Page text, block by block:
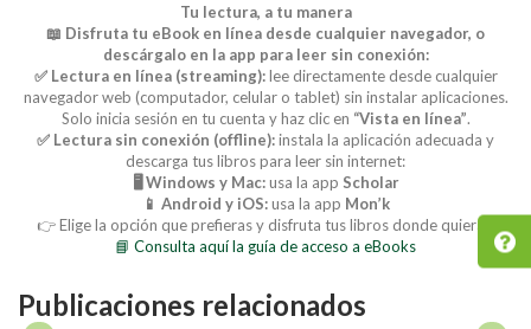
Tu lectura, a tu manera
📖 Disfruta tu eBook en línea desde cualquier navegador, o
descárgalo en la app para leer sin conexión:
✅ Lectura en línea (streaming):lee directamente desde cualquier
navegador web (computador, celular o tablet) sin instalar aplicaciones.
Solo inicia sesión en tu cuenta y haz clic en “Vista en línea”.
✅ Lectura sin conexión (offline):instala la aplicación adecuada y
descarga tus libros para leer sin internet:
🖥️ Windows y Mac:usa la app Scholar
📱 Android y iOS:usa la app Mon’k
👉 Elige la opción que prefieras y disfruta tus libros donde quieras.
📘 Consulta aquí la guía de acceso a eBooks
Publicaciones relacionados